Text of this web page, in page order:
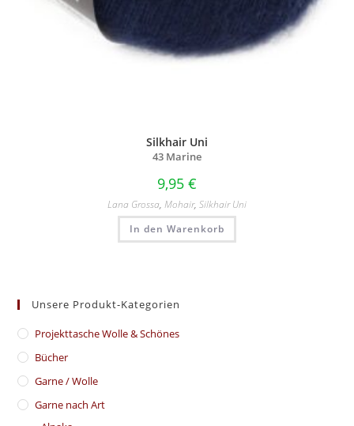
Silkhair Uni
43 Marine
9,95 €
Lana Grossa, Mohair, Silkhair Uni
In den Warenkorb
Unsere Produkt-Kategorien
​Projekttasche Wolle & Schönes
Bücher
Garne / Wolle
Garne nach Art